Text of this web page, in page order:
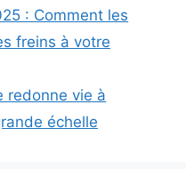
: Comment les
freins à votre
redonne vie à
échelle